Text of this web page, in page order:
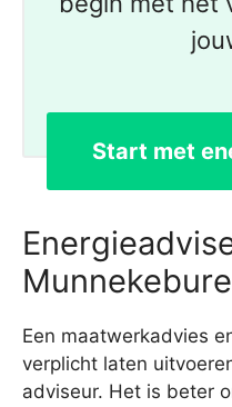
Start met
Een maatwerkadvies
verplicht laten
adviseur. Het is beter